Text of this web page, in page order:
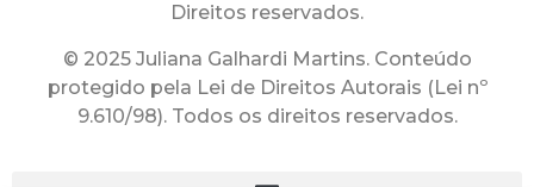
Direitos reservados.
© 2025 Juliana Galhardi Martins. Conteúdo
protegido pela Lei de Direitos Autorais (Lei nº
9.610/98). Todos os direitos reservados.